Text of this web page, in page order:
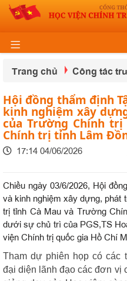
Trang chủ Công tác
Hội đồng thẩm định
kinh nghiệm xây
của Trường Chính
Chính trị tỉnh Lâm
17:14 04/06/2026
Chiều ngày 03/6/2026, Hội
và kinh nghiệm xây dựng,
trị tỉnh Cà Mau và Trường
dưới sự chủ trì của PGS,TS
viện Chính trị quốc gia Hồ Chí
Tham dự phiên họp có các
đại diện lãnh đạo các đơn vị